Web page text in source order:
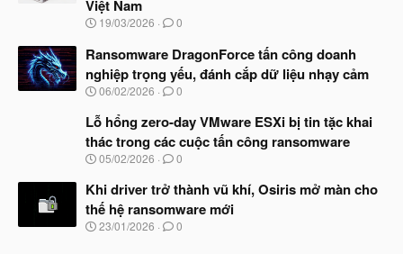
ắ
t
ầ
u
Việt Nam
N
à
y
b
ắ
đ
ầ
u
19/03/2026 0
Ransomware DragonForce tấn công doanh
nghiệp trọng yếu, đánh cắp dữ liệu nhạy cảm
N
à
b
ắ
đ
ầ
u
06/02/2026 0
Lỗ hổng zero-day VMware ESXi bị tin tặc khai
thác trong các cuộc tấn công ransomware
N
à
y
b
ắ
05/02/2026 0
Khi driver trở thành vũ khí, Osiris mở màn cho
thế hệ ransomware mới
N
23/01/2026 0